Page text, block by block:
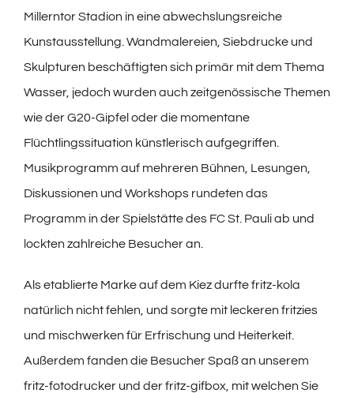
Millerntor Stadion in eine abwechslungsreiche
Kunstausstellung. Wandmalereien, Siebdrucke und
Skulpturen beschäftigten sich primär mit dem Thema
Wasser, jedoch wurden auch zeitgenössische Themen
wie der G20-Gipfel oder die momentane
Flüchtlingssituation künstlerisch aufgegriffen.
Musikprogramm auf mehreren Bühnen, Lesungen,
Diskussionen und Workshops rundeten das
Programm in der Spielstätte des FC St. Pauli ab und
lockten zahlreiche Besucher an.
Als etablierte Marke auf dem Kiez durfte fritz-kola
natürlich nicht fehlen, und sorgte mit leckeren fritzies
und mischwerken für Erfrischung und Heiterkeit.
Außerdem fanden die Besucher Spaß an unserem
fritz-fotodrucker und der fritz-gifbox, mit welchen Sie